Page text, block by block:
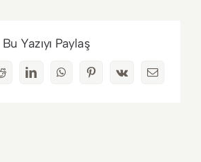
Bu Yazıyı Paylaş
RedditLinkedInWhatsAppPinterest
Vk
E-